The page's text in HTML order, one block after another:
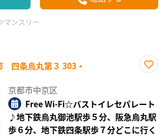
マンスリー
四条烏丸第３ 303・
録
京都市中京区
Free Wi-Fi☆バストイレセパレート
♪地下鉄烏丸御池駅歩５分、阪急烏丸駅
歩６分、地下鉄四条駅歩７分どこに行く